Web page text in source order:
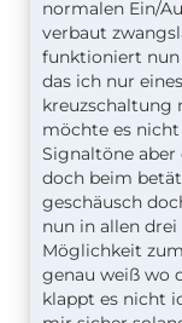
normalen Ein/
verbaut
funktioniert nun
das ich nur
kreuzschaltung
möchte es
Signaltöne
doch beim
geschäusch
nun in allen
Möglichkeit
genau weiß wo
klappt es nicht